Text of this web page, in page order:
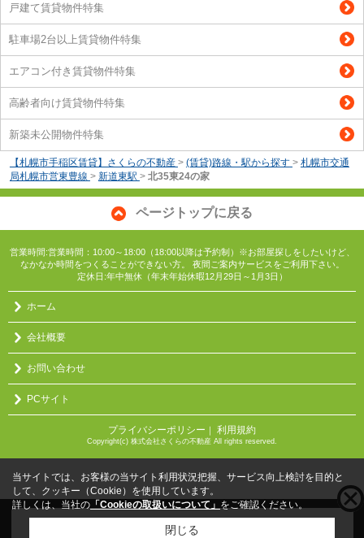
戸建て賃貸物件特集
駐車場2台以上賃貸物件特集
エアコン付き賃貸物件特集
高齢者向け賃貸物件特集
新築未公開物件特集
【札幌市手稲区賃貸】さくらの不動産 > (賃貸)路線・駅から探す > 札幌市交通
局札幌市営東豊線 > 新道東駅 > 北35東24の家
ページトップに戻る
営業時間:営業時間：10:00～18:00（18:00以降は予約制）※お部屋探しをしたいけど、
なかなか時間をつくることができない方。 夜間ご案内サービスをご利用下さい。
定休日:年中無休（年末年始休暇12月29日～1月3日）
ホーム
会社概要
お問い合わせ
PCサイト
プライバシーポリシー ｜ 利用規約
Copyright(c) 株式会社さくらの不動産 All rights reserved.
こちらの物件をご覧の方にお勧めな物件
当サイトでは、お客様の当サイト利用状況把握、サービス向上検討を目的と
して、クッキー（Cookie）を使用しています。
詳しくは、当社の 「Cookieの取扱いについて」 をご確認ください。
閉じる